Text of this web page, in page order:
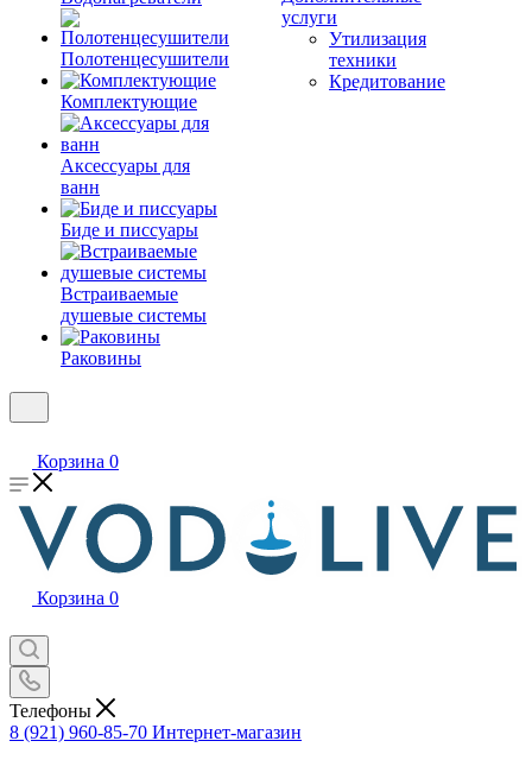
Полотенцесушители
Комплектующие
Аксессуары для
ванн
Биде и писсуары
Встраиваемые
душевые системы
Раковины
услуги
Утилизация
техники
Кредитование
Корзина 0
Корзина 0
Телефоны
8 (921) 960-85-70 Интернет-магазин